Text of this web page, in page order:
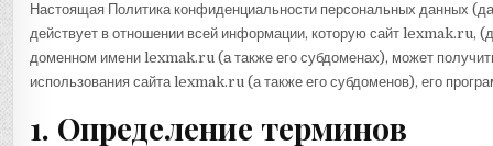
Настоящая Политика конфиденциальности персональных данных
действует в отношении всей информации, которую сайт lexmak.ru,
доменном имени lexmak.ru (а также его субдоменах), может
использования сайта lexmak.ru (а также его субдоменов), его
1. Определение терминов